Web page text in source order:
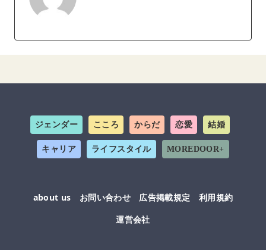
ジェンダー こころ からだ 恋愛 結婚
キャリア ライフスタイル MOREDOOR+
about us お問い合わせ 広告掲載規定
利用規約
運営会社